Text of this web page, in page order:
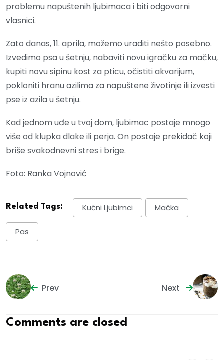
problemu napuštenih ljubimaca i biti odgovorni
vlasnici.
Zato danas, 11. aprila, možemo uraditi nešto posebno.
Izvedimo psa u šetnju, nabaviti novu igračku za mačku,
kupiti novu sipinu kost za pticu, očistiti akvarijum,
pokloniti hranu azilima za napuštene životinje ili izvesti
pse iz azila u šetnju.
Kad jednom uđe u tvoj dom, ljubimac postaje mnogo
više od klupka dlake ili perja. On postaje prekidač koji
briše svakodnevni stres i brige.
Foto: Ranka Vojnović
Related Tags: Kućni Ljubimci Mačka
Pas
Prev Next
Comments are closed